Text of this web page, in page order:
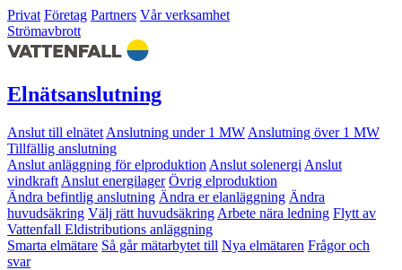
Privat Företag Partners Vår verksamhet
Strömavbrott
Elnätsanslutning
Anslut till elnätet Anslutning under 1 MW Anslutning över 1 MW
Tillfällig anslutning
Anslut anläggning för elproduktion Anslut solenergi Anslut
vindkraft Anslut energilager Övrig elproduktion
Ändra befintlig anslutning Ändra er elanläggning Ändra
huvudsäkring Välj rätt huvudsäkring Arbete nära ledning Flytt av
Vattenfall Eldistributions anläggning
Smarta elmätare Så går mätarbytet till Nya elmätaren Frågor och
svar